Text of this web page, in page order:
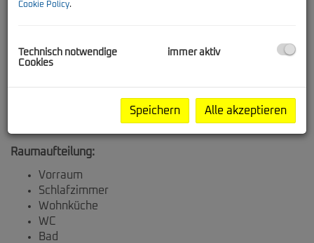
2 Zimmer Wohnung in Fohnsdorf – ab 1. Juli verfügbar
Aufteilung und angenehmer Größe? Dann könnte dieses
Angebot genau das Richtige für dich sein!
Raumaufteilung:
Vorraum
Schlafzimmer
Wohnküche
WC
Bad
Cookie Policy.
Technisch notwendige
Cookies
immer aktiv
Speichern Alle akzeptieren